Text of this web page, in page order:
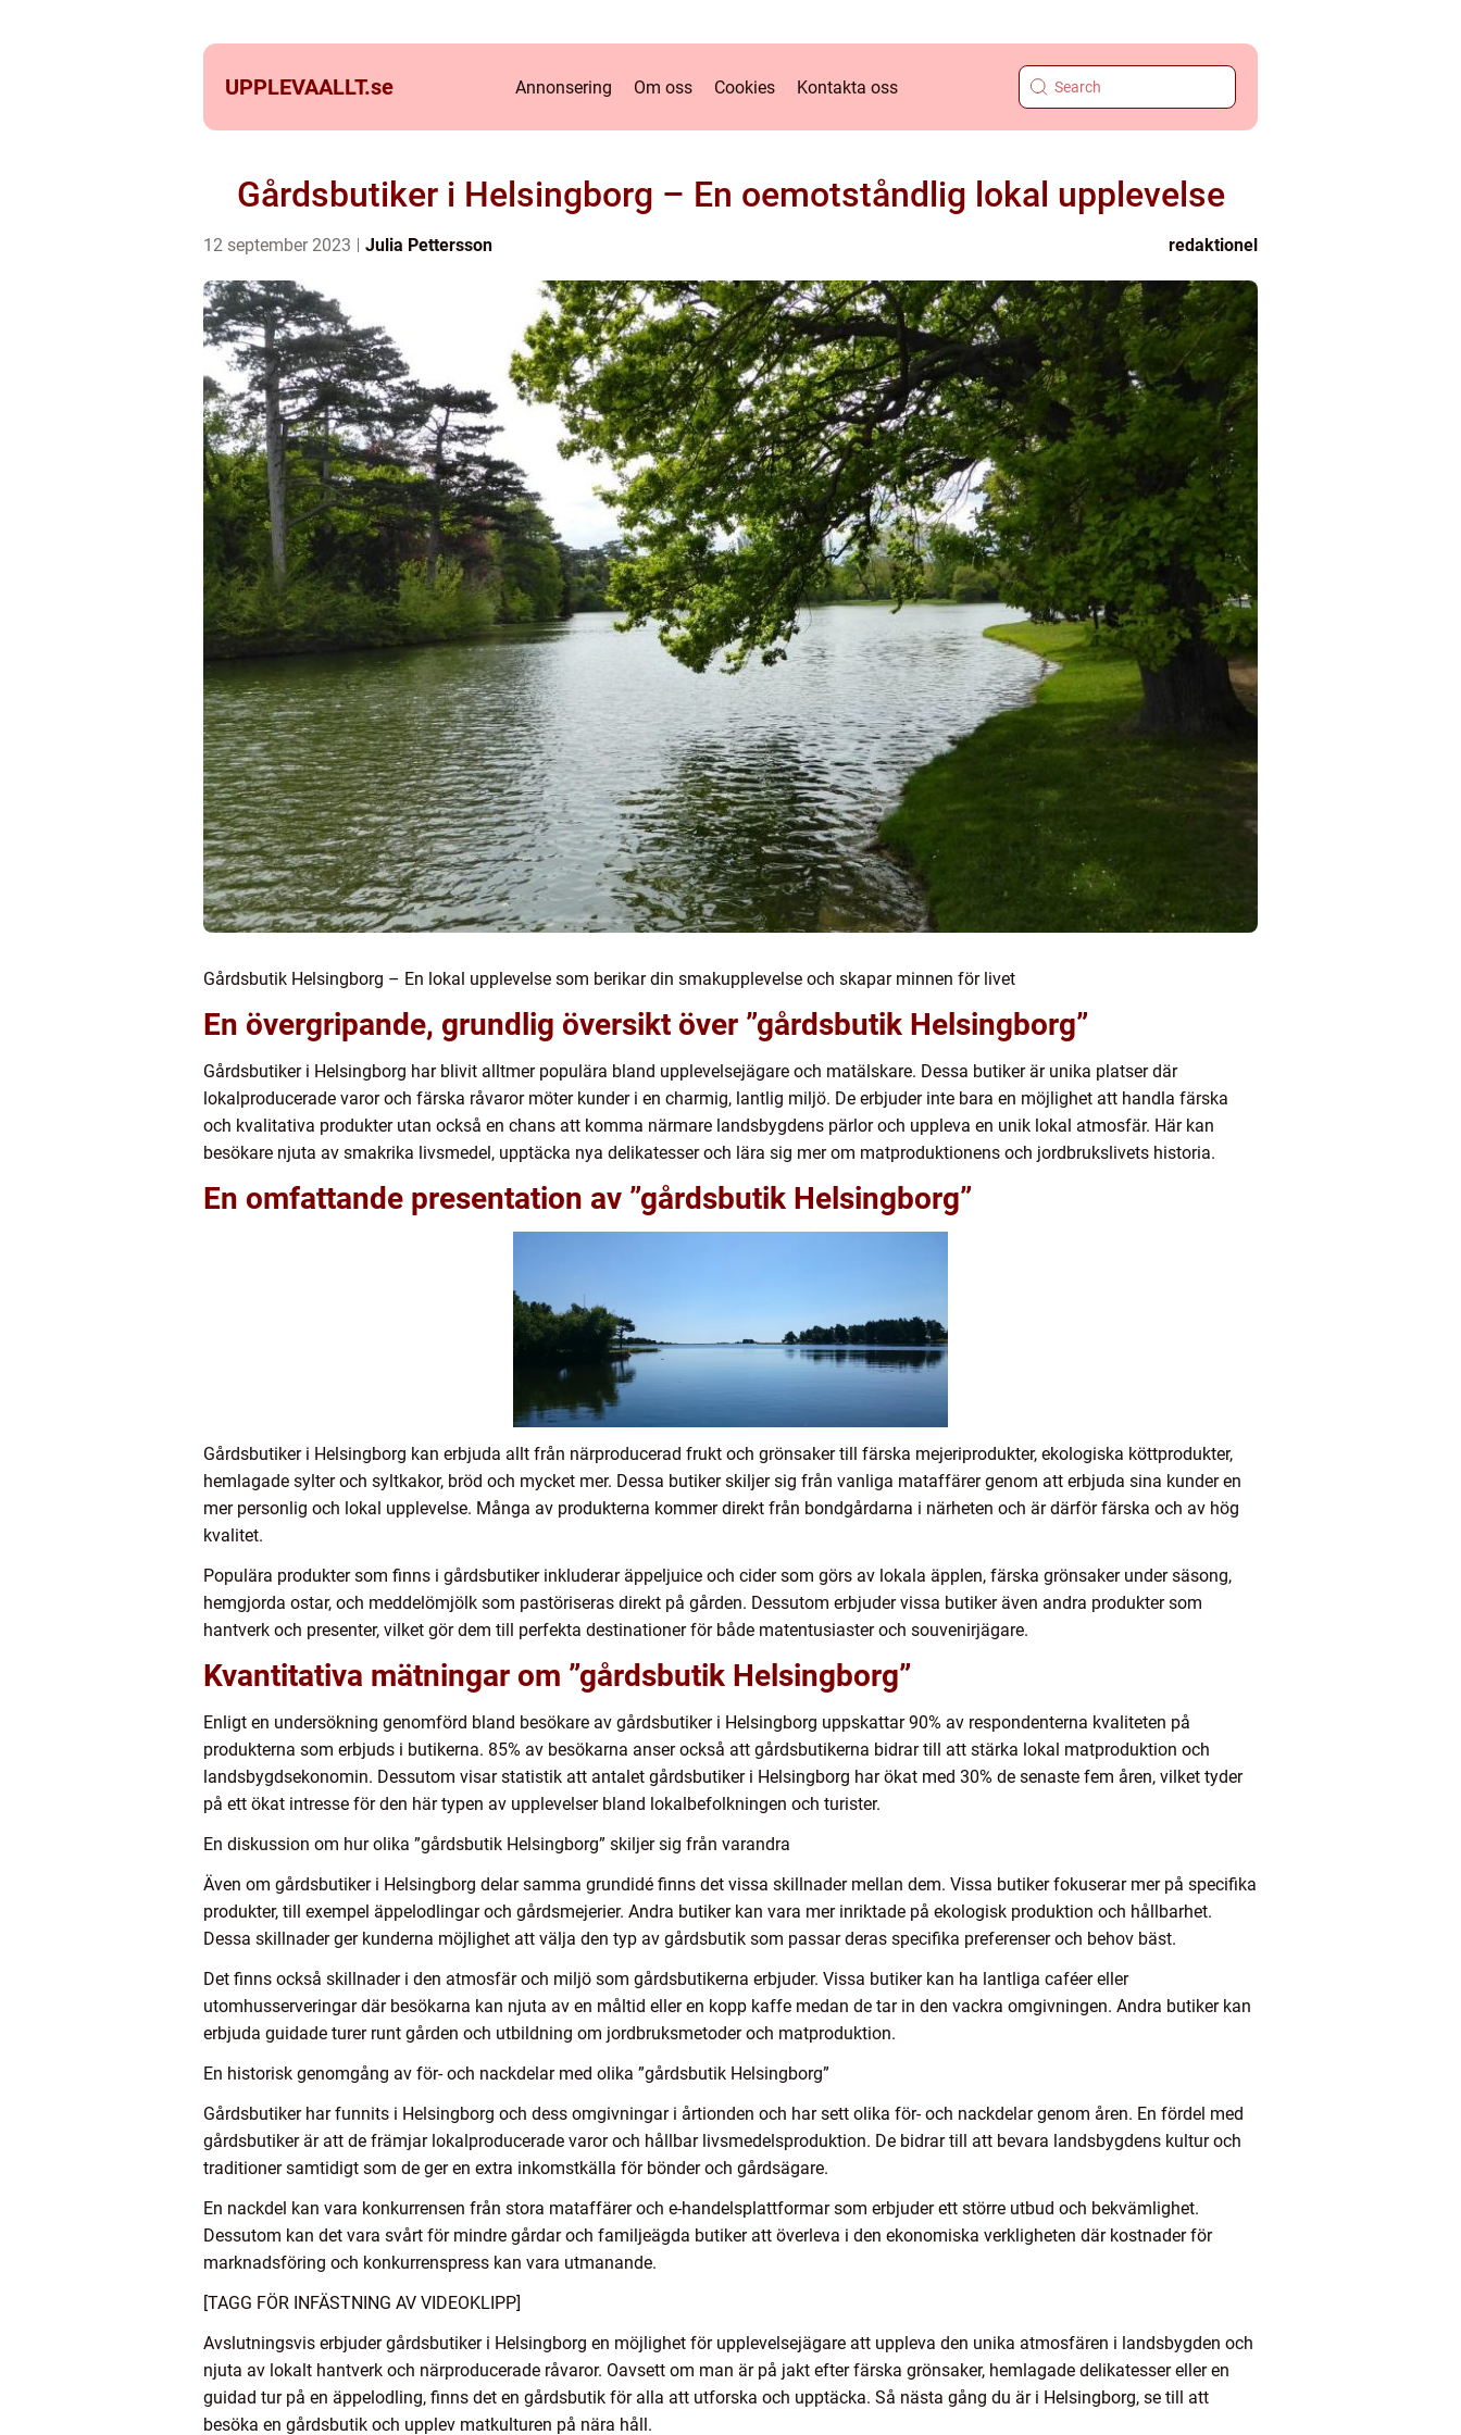
UPPLEVAALLT.se Annonsering Om oss Cookies Kontakta oss
Gårdsbutiker i Helsingborg – En oemotståndlig lokal upplevelse
12 september 2023 Julia Pettersson redaktionel
Gårdsbutik Helsingborg – En lokal upplevelse som berikar din smakupplevelse och skapar minnen för livet
En övergripande, grundlig översikt över ”gårdsbutik Helsingborg”
Gårdsbutiker i Helsingborg har blivit alltmer populära bland upplevelsejägare och matälskare. Dessa butiker är unika platser där
lokalproducerade varor och färska råvaror möter kunder i en charmig, lantlig miljö. De erbjuder inte bara en möjlighet att handla färska
och kvalitativa produkter utan också en chans att komma närmare landsbygdens pärlor och uppleva en unik lokal atmosfär. Här kan
besökare njuta av smakrika livsmedel, upptäcka nya delikatesser och lära sig mer om matproduktionens och jordbrukslivets historia.
En omfattande presentation av ”gårdsbutik Helsingborg”
Gårdsbutiker i Helsingborg kan erbjuda allt från närproducerad frukt och grönsaker till färska mejeriprodukter, ekologiska köttprodukter,
hemlagade sylter och syltkakor, bröd och mycket mer. Dessa butiker skiljer sig från vanliga mataffärer genom att erbjuda sina kunder en
mer personlig och lokal upplevelse. Många av produkterna kommer direkt från bondgårdarna i närheten och är därför färska och av hög
kvalitet.
Populära produkter som finns i gårdsbutiker inkluderar äppeljuice och cider som görs av lokala äpplen, färska grönsaker under säsong,
hemgjorda ostar, och meddelömjölk som pastöriseras direkt på gården. Dessutom erbjuder vissa butiker även andra produkter som
hantverk och presenter, vilket gör dem till perfekta destinationer för både matentusiaster och souvenirjägare.
Kvantitativa mätningar om ”gårdsbutik Helsingborg”
Enligt en undersökning genomförd bland besökare av gårdsbutiker i Helsingborg uppskattar 90% av respondenterna kvaliteten på
produkterna som erbjuds i butikerna. 85% av besökarna anser också att gårdsbutikerna bidrar till att stärka lokal matproduktion och
landsbygdsekonomin. Dessutom visar statistik att antalet gårdsbutiker i Helsingborg har ökat med 30% de senaste fem åren, vilket tyder
på ett ökat intresse för den här typen av upplevelser bland lokalbefolkningen och turister.
En diskussion om hur olika ”gårdsbutik Helsingborg” skiljer sig från varandra
Även om gårdsbutiker i Helsingborg delar samma grundidé finns det vissa skillnader mellan dem. Vissa butiker fokuserar mer på specifika
produkter, till exempel äppelodlingar och gårdsmejerier. Andra butiker kan vara mer inriktade på ekologisk produktion och hållbarhet.
Dessa skillnader ger kunderna möjlighet att välja den typ av gårdsbutik som passar deras specifika preferenser och behov bäst.
Det finns också skillnader i den atmosfär och miljö som gårdsbutikerna erbjuder. Vissa butiker kan ha lantliga caféer eller
utomhusserveringar där besökarna kan njuta av en måltid eller en kopp kaffe medan de tar in den vackra omgivningen. Andra butiker kan
erbjuda guidade turer runt gården och utbildning om jordbruksmetoder och matproduktion.
En historisk genomgång av för- och nackdelar med olika ”gårdsbutik Helsingborg”
Gårdsbutiker har funnits i Helsingborg och dess omgivningar i årtionden och har sett olika för- och nackdelar genom åren. En fördel med
gårdsbutiker är att de främjar lokalproducerade varor och hållbar livsmedelsproduktion. De bidrar till att bevara landsbygdens kultur och
traditioner samtidigt som de ger en extra inkomstkälla för bönder och gårdsägare.
En nackdel kan vara konkurrensen från stora mataffärer och e-handelsplattformar som erbjuder ett större utbud och bekvämlighet.
Dessutom kan det vara svårt för mindre gårdar och familjeägda butiker att överleva i den ekonomiska verkligheten där kostnader för
marknadsföring och konkurrenspress kan vara utmanande.
[TAGG FÖR INFÄSTNING AV VIDEOKLIPP]
Avslutningsvis erbjuder gårdsbutiker i Helsingborg en möjlighet för upplevelsejägare att uppleva den unika atmosfären i landsbygden och
njuta av lokalt hantverk och närproducerade råvaror. Oavsett om man är på jakt efter färska grönsaker, hemlagade delikatesser eller en
guidad tur på en äppelodling, finns det en gårdsbutik för alla att utforska och upptäcka. Så nästa gång du är i Helsingborg, se till att
besöka en gårdsbutik och upplev matkulturen på nära håll.